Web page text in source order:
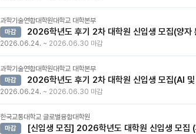
과학기술연합대학원대학교 대학본부
마감 2026학년도 후기 2차 대학원 신입생 모집(양자
2026.06.24. ~ 2026.06.30 마감
과학기술연합대학원대학교 대학본부
마감 2026학년도 후기 2차 대학원 신입생 모집(AI 및
2026.06.24. ~ 2026.06.30 마감
한국교통대학교 글로벌융합대학원
마감 [신입생 모집] 2026학년도 대학원 신입생 모집